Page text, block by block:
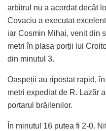
arbitrul nu a acordat decât
Covaciu a executat
iar Cosmin Mihai, venit din
metri în plasa porții lui
din minutul 3.
Oaspeții au ripostat rapid,
metri expediat de R. Lazăr
portarul brăilenilor.
În minutul 16 putea fi 2-0.